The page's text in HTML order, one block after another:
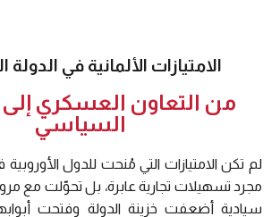
الامتيازات الألمانية في الدولة
من التعاون العسكري إلى
السياسي
لم تكن الامتيازات التي مُنحت للدول الأوروبية
مجرد تسهيلات تجارية عابرة، بل تحوّلت مع
سيادية أضعفت خزينة الدولة وفتحت